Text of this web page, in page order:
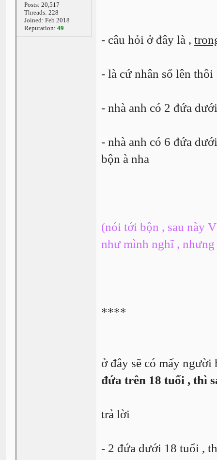
Posts: 20,517
Threads: 228
Joined: Feb 2018
Reputation: 49
- câu hỏi ở đây là ,
- là cứ nhân sổ lên
- nhà anh có 2 đứa
- nhà anh có 6 đứa
bộn à nha
(nói tới bộn , sau này
như mình nghĩ ,
****
ở đây sẽ có mấy
đứa trên 18 tuổi , thì
trả lời
- 2 đứa dưới 18 tuổi ,